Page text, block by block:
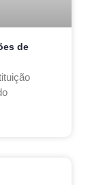
de